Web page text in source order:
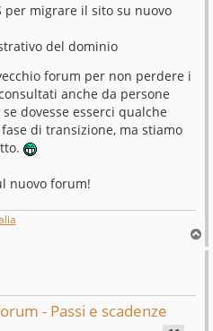
per migrare il sito su nuovo
del dominio
forum per non perdere i
anche da persone
dovesse esserci qualche
di transizione, ma stiamo
nuovo forum!
o
- Passi e scadenze